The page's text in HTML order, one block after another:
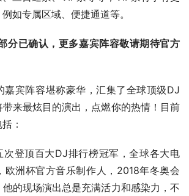
如专属区域、便捷通道等。
分已确认，更多嘉宾阵容敬请期待官方
嘉宾阵容堪称豪华，汇集了全球顶级DJ
来最炫目的演出，点燃你的热情！目前
：
次登顶百大DJ排行榜冠军，全球各大电
欧洲杯官方音乐制作人，2018年冬奥会
的现场演出总是充满活力和感染力，不